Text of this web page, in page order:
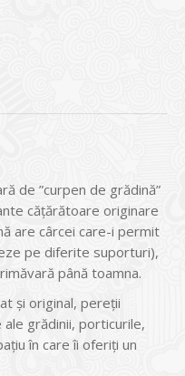
de ”curpen de grădină”
căţărătoare originare
are cârcei care-i permit
pe diferite suporturi),
până toamna.
şi original, pereţii
grădinii, porticurile,
în care îi oferiţi un